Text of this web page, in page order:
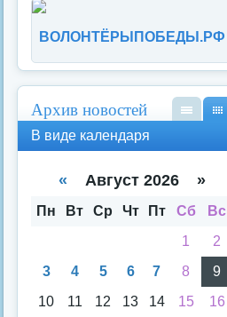
ВОЛОНТЁРЫПОБЕДЫ.РФ
Архив новостей
кал
аря
спи
В виде календаря
« Август 2026 »
Пн Вт Ср Чт Пт Сб
Вс
1
2
3
4 5 6 7 8
9
10
11 12 13 14 15
16